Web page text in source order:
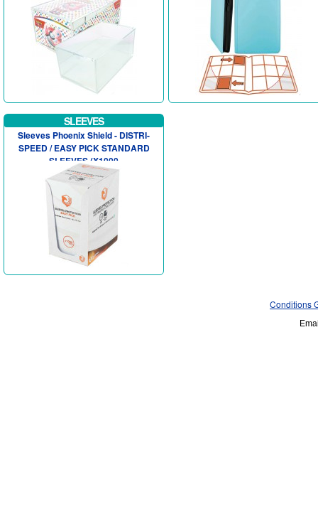
SLEEVES
Sleeves Phoenix Shield - DISTRI-
SPEED / EASY PICK STANDARD
SLEEVES (X1000
Conditions